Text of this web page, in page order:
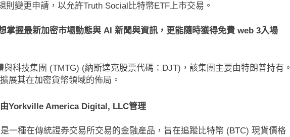
則變更申請，以允許Truth Social比特幣ETF上市交易。
掌握最新加密市場動態與 AI 新聞與資訊，更能隨時獲得免費 web 3入場
科技集團 (TMTG) (納斯達克股票代碼：DJT)，該集團主要由特朗普持有。
展其在加密貨幣領域的佈局。
Yorkville America Digital, LLC管理
一種在傳統證券交易所交易的金融產品，旨在追蹤比特幣 (BTC) 現貨價格